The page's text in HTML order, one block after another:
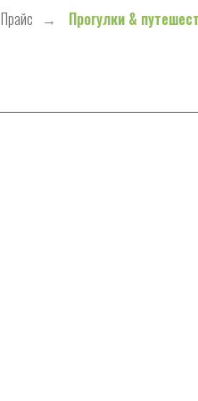
Прайс → Прогулки &